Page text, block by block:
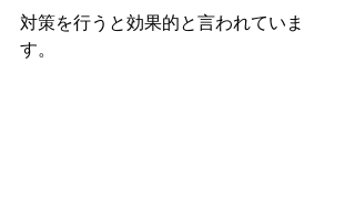
対策を行うと効果的と言われていま
す。